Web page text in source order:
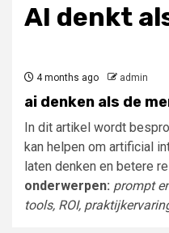
AI denkt
4 months ago admin
ai denken als de
In dit artikel wordt
kan helpen om artificial
laten denken en betere
onderwerpen: prompt
tools, ROI,